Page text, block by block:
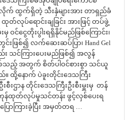
လိုက် ထွက်ရှိတဲ့ သီးနှံများအား တာရှည်ခံ
တ်လုပ်ရောင်းချခြင်း အားဖြင့် တပ်ဖွဲ့
င်ငွေတိုးပွါးရရှိနိုင်မည်ဖြစ်ကြောင်း၊
းဖြစ်၍ လက်ဆေးဆပ်ပြာ၊ Hand Gel
း သင်ကြားပေးမည်ဖြစ်၍ အလွန်
ည့် အတွက် စိတ်ပါဝင်စားစွာ သင်ယူ
ည်။ ထို့နောက် ပဲခူးတိုင်းဒေသကြီး
းဌာန တိုင်းဒေသကြီးဦးစီးမှူးမှ တန်
ကုန်ထုတ်လုပ်မှုသင်တန်း ဖွင့်လှစ်ပေးရ
ောကြားခဲ့ပြီး အမှတ်တရ …